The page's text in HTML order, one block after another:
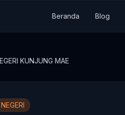
Beranda Blog
KUNJUNG MAE
NEGERI